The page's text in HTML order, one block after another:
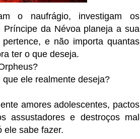
o naufrágio, investigam os
da Névoa planeja a sua
e não importa quantas
ter o que deseja.
ele realmente deseja?
amores adolescentes, pactos
assustadores e destroços mal
ele sabe fazer.